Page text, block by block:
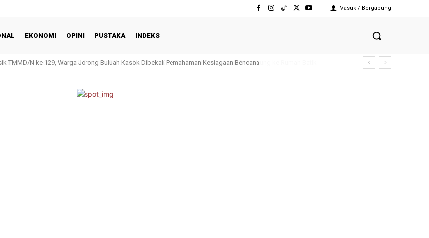
Masuk / Bergabung
EKONOMI OPINI PUSTAKA INDEKS
TMMD/N ke 129, Warga Jorong Buluah Kasok Dibekali Pemahaman Kesiagaan Bencana